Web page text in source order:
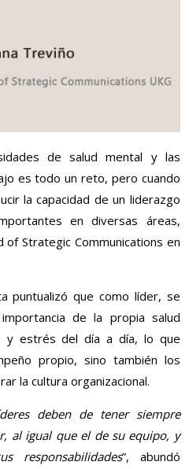
de salud mental y las
es todo un reto, pero cuando
la capacidad de un liderazgo
en diversas áreas,
of Strategic Communications en
puntualizó que como líder, se
de la propia salud
y estrés del día a día, lo que
propio, sino también los
la cultura organizacional.
deben de tener siempre
al igual que el de su equipo, y
responsabilidades”, abundó